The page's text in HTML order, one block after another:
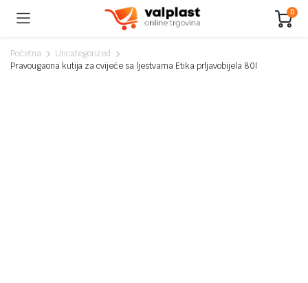
0
Početna
Uncategorized
Pravougaona kutija za cvijeće sa ljestvama Etika prljavobijela 80l